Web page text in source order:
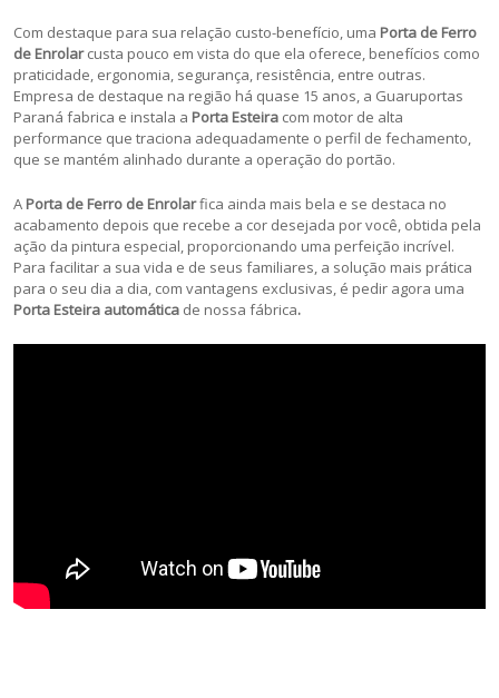
Com destaque para sua relação custo-benefício, uma Porta de Ferro
de Enrolarcusta pouco em vista do que ela oferece, benefícios como
praticidade, ergonomia, segurança, resistência, entre outras.
Empresa de destaque na região há quase 15 anos, a Guaruportas
Paraná fabrica e instala a Porta Esteira com motor de alta
performance que traciona adequadamente o perfil de fechamento,
que se mantém alinhado durante a operação do portão.
A Porta de Ferro de Enrolarfica ainda mais bela e se destaca no
acabamento depois que recebe a cor desejada por você, obtida pela
ação da pintura especial, proporcionando uma perfeição incrível.
Para facilitar a sua vida e de seus familiares, a solução mais prática
para o seu dia a dia, com vantagens exclusivas, é pedir agora uma
Porta Esteira automática de nossa fábrica.